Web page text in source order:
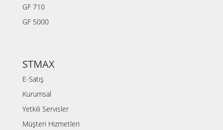
GF 710
GF 5000
STMAX
E-Satış
Kurumsal
Yetkili Servisler
Müşteri Hizmetleri